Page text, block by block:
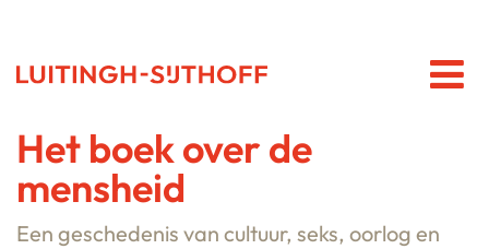
Het boek over de
mensheid
Een geschedenis van cultuur, seks, oorlog en